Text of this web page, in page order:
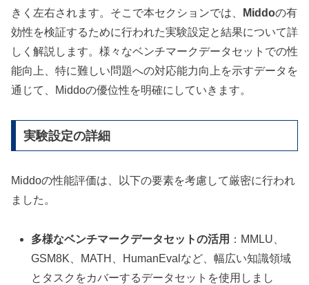
きく左右されます。そこで本セクションでは、
Middoの有
効性を検証するために行われた実験設定と結果について詳
しく解説します。様々なベンチマークデータセットでの性
能向上、特に難しい問題への対応能力向上を示すデータを
通じて、Middoの優位性を明確にしていきます。
実験設定の詳細
Middoの性能評価は、以下の要素を考慮して厳密に行われ
ました。
多様なベンチマークデータセットの活用 ：MMLU、
GSM8K、MATH、HumanEvalなど、幅広い知識領域
とタスクをカバーするデータセットを使用しまし